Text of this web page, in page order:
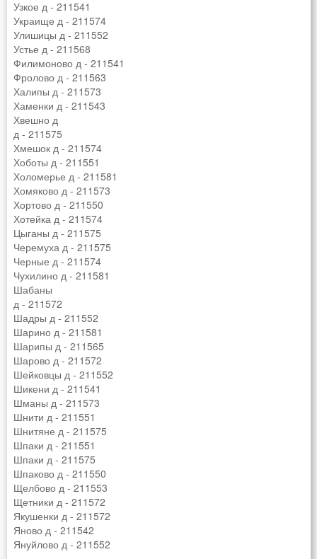
Узкое д - 211541
Украище д - 211574
Улишицы д - 211552
Устье д - 211568
Филимоново д - 211541
Фролово д - 211563
Халипы д - 211573
Хаменки д - 211543
Хвешно д
д - 211575
Хмешок д - 211574
Хоботы д - 211551
Холомерье д - 211581
Хомяково д - 211573
Хортово д - 211550
Хотейка д - 211574
Цыганы д - 211575
Черемуха д - 211575
Черные д - 211574
Чухилино д - 211581
Шабаны
д - 211572
Шадры д - 211552
Шарино д - 211581
Шарипы д - 211565
Шарово д - 211572
Шейковцы д - 211552
Шикени д - 211541
Шманы д - 211573
Шнити д - 211551
Шнитяне д - 211575
Шпаки д - 211551
Шпаки д - 211575
Шпаково д - 211550
Щелбово д - 211553
Щетники д - 211572
Якушенки д - 211572
Яново д - 211542
Януйлово д - 211552